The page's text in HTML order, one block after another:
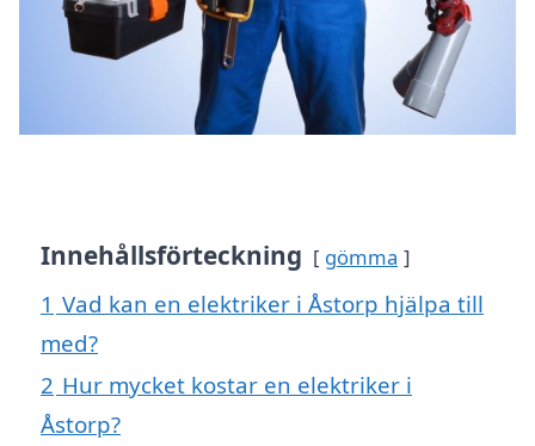
Innehållsförteckning gömma
1 Vad kan en elektriker i Åstorp hjälpa till
med?
2 Hur mycket kostar en elektriker i
Åstorp?